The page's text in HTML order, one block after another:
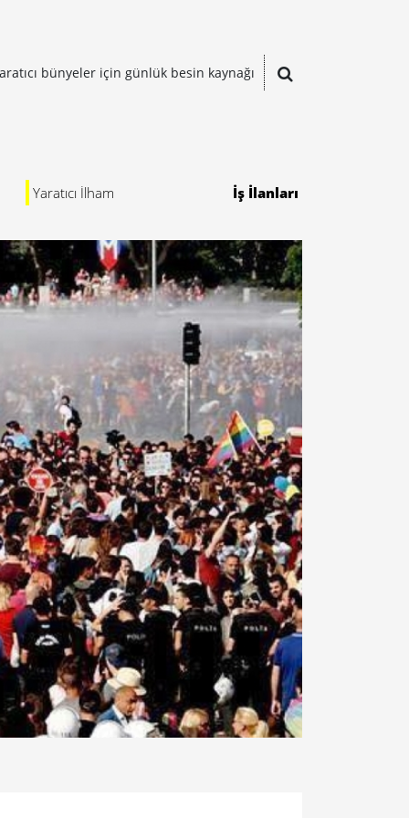
bünyeler için günlük besin kaynağı
Yaratıcı İlham İş İlanları